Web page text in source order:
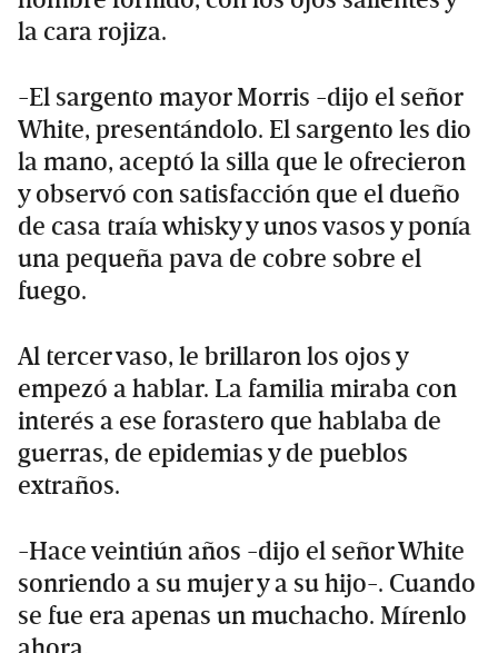
la cara rojiza.
-El sargento mayor Morris -dijo el señor
White, presentándolo. El sargento les dio
la mano, aceptó la silla que le ofrecieron
y observó con satisfacción que el dueño
de casa traía whisky y unos vasos y ponía
una pequeña pava de cobre sobre el
fuego.
Al tercer vaso, le brillaron los ojos y
empezó a hablar. La familia miraba con
interés a ese forastero que hablaba de
guerras, de epidemias y de pueblos
extraños.
-Hace veintiún años -dijo el señor White
sonriendo a su mujer y a su hijo-. Cuando
se fue era apenas un muchacho. Mírenlo